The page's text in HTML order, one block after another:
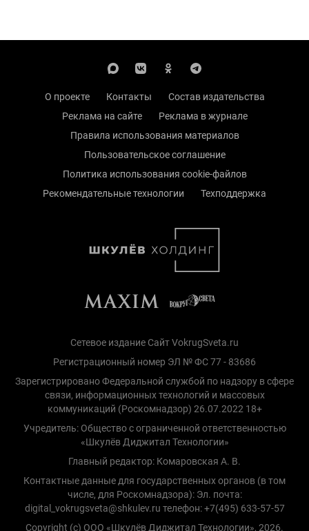
О проекте Контакты
Состав издательства
Реклама на сайте
Реклама в журнале
Правила использования материалов
Пользовательское соглашение
Политика использования cookie-файлов
Рекомендательные технологии
Техподдержка
Сетевое издание Сайт VokrugSveta.ru
Регистрационный номер ЭЛ № ФС 77 - 83686
Зарегистрировано Федеральной службой по надзору в сфере
связи, информационных технологий и массовых
коммуникаций (Роскомнадзор) 26.07.2022 18+
Учредитель: Общество с ограниченной ответственностью
«Шкулёв Диджитал Технологии»
Главный редактор: Комаровская А. В.
Контактные данные для государственных органов (в том
числе, для Роскомнадзора): Эл. почта:
digital_vokrugsveta@shkulev.ru телефон: +7(495) 633-57-57
Copyright (с) ООО «Шкулёв Диджитал Технологии», 2026.